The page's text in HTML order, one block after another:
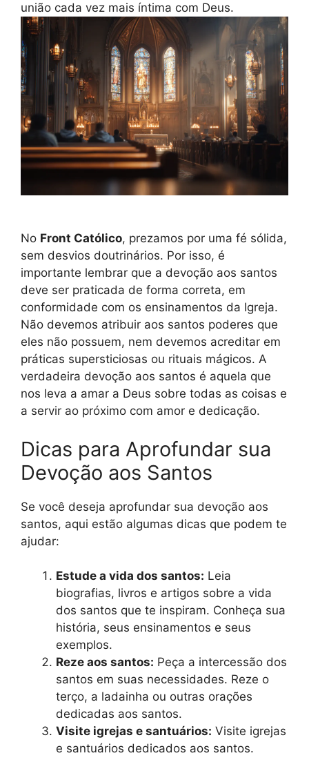
união cada vez mais íntima com Deus.
No Front Católico, prezamos por uma fé sólida,
sem desvios doutrinários. Por isso, é
importante lembrar que a devoção aos santos
deve ser praticada de forma correta, em
conformidade com os ensinamentos da Igreja.
Não devemos atribuir aos santos poderes que
eles não possuem, nem devemos acreditar em
práticas supersticiosas ou rituais mágicos. A
verdadeira devoção aos santos é aquela que
nos leva a amar a Deus sobre todas as coisas e
a servir ao próximo com amor e dedicação.
Dicas para Aprofundar sua
Devoção aos Santos
Se você deseja aprofundar sua devoção aos
santos, aqui estão algumas dicas que podem te
ajudar:
Estude a vida dos santos: Leia
biografias, livros e artigos sobre a vida
dos santos que te inspiram. Conheça sua
história, seus ensinamentos e seus
exemplos.
Reze aos santos: Peça a intercessão dos
santos em suas necessidades. Reze o
terço, a ladainha ou outras orações
dedicadas aos santos.
Visite igrejas e santuários: Visite igrejas
e santuários dedicados aos santos.